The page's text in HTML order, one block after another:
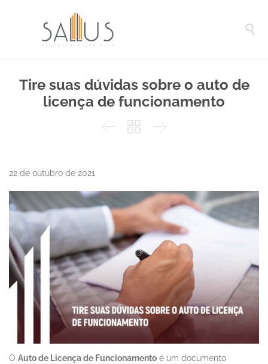

Tire suas dúvidas sobre o auto de
licença de funcionamento
  
22 de outubro de 2021
O Auto de Licença de Funcionamento é um documento